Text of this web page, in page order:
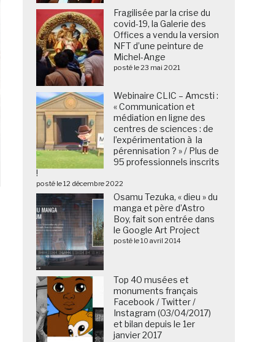
Fragilisée par la crise du
covid-19, la Galerie des
Offices a vendu la version
NFT d’une peinture de
Michel-Ange
posté le 23 mai 2021
Webinaire CLIC – Amcsti :
« Communication et
médiation en ligne des
centres de sciences : de
l’expérimentation à la
pérennisation ? » / Plus de
95 professionnels inscrits
!
posté le 12 décembre 2022
Osamu Tezuka, « dieu » du
manga et père d’Astro
Boy, fait son entrée dans
le Google Art Project
posté le 10 avril 2014
Top 40 musées et
monuments français
Facebook / Twitter /
Instagram (03/04/2017)
et bilan depuis le 1er
janvier 2017